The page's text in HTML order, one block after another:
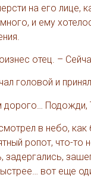
на его лице,
и ему
отец. –
головой и
Подожди,
в небо,
ропот, что-
задергались,
вот еще